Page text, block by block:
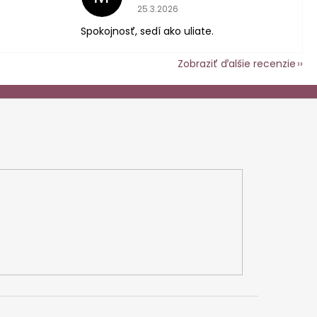
je 5 z 5 hviezdičiek. Hodnotenie obchodu je 5 z 5
25.3.2026
Spokojnosť, sedí ako uliate.
Zobraziť ďalšie recenzie